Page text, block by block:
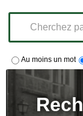
Au moins un mot